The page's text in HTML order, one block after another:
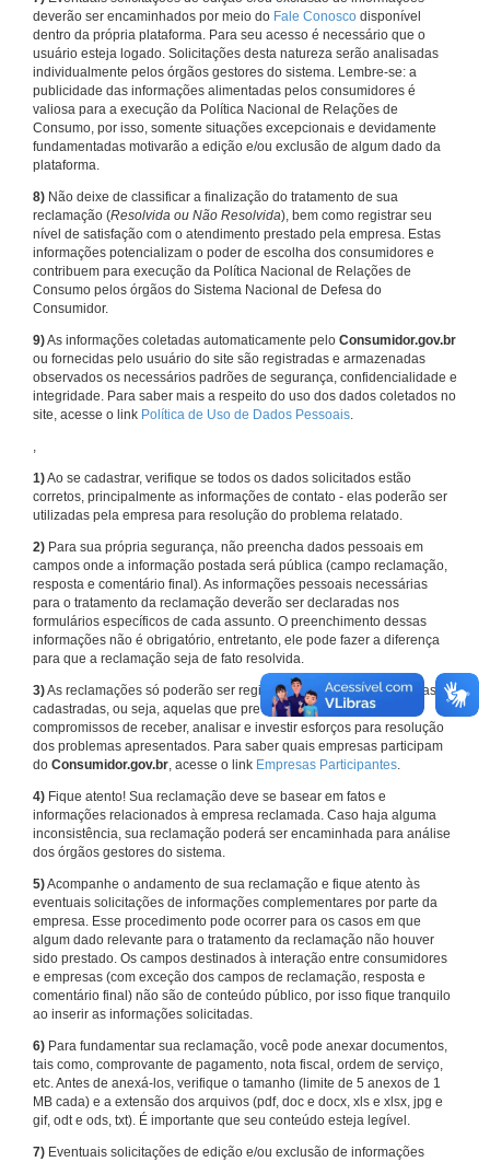
deverão ser encaminhados por meio do Fale Conosco disponível
dentro da própria plataforma. Para seu acesso é necessário que o
usuário esteja logado. Solicitações desta natureza serão analisadas
individualmente pelos órgãos gestores do sistema. Lembre-se: a
publicidade das informações alimentadas pelos consumidores é
valiosa para a execução da Política Nacional de Relações de
Consumo, por isso, somente situações excepcionais e devidamente
fundamentadas motivarão a edição e/ou exclusão de algum dado da
plataforma.
8) Não deixe de classificar a finalização do tratamento de sua
reclamação (Resolvida ou Não Resolvida), bem como registrar seu
nível de satisfação com o atendimento prestado pela empresa. Estas
informações potencializam o poder de escolha dos consumidores e
contribuem para execução da Política Nacional de Relações de
Consumo pelos órgãos do Sistema Nacional de Defesa do
Consumidor.
9)As informações coletadas automaticamente pelo Consumidor.gov.br
ou fornecidas pelo usuário do site são registradas e armazenadas
observados os necessários padrões de segurança, confidencialidade e
integridade. Para saber mais a respeito do uso dos dados coletados no
site, acesse o link Política de Uso de Dados Pessoais.
,
1)Ao se cadastrar, verifique se todos os dados solicitados estão
corretos, principalmente as informações de contato - elas poderão ser
utilizadas pela empresa para resolução do problema relatado.
2) Para sua própria segurança, não preencha dados pessoais em
campos onde a informação postada será pública (campo reclamação,
resposta e comentário final). As informações pessoais necessárias
para o tratamento da reclamação deverão ser declaradas nos
formulários específicos de cada assunto. O preenchimento dessas
informações não é obrigatório, entretanto, ele pode fazer a diferença
para que a reclamação seja de fato resolvida.
3)As reclamações só poderão ser registradas em face de empresas
cadastradas, ou seja, aquelas que previamente assumiram
compromissos de receber, analisar e investir esforços para resolução
dos problemas apresentados. Para saber quais empresas participam
do Consumidor.gov.br, acesse o link Empresas Participantes.
4) Fique atento! Sua reclamação deve se basear em fatos e
informações relacionados à empresa reclamada. Caso haja alguma
inconsistência, sua reclamação poderá ser encaminhada para análise
dos órgãos gestores do sistema.
5)Acompanhe o andamento de sua reclamação e fique atento às
eventuais solicitações de informações complementares por parte da
empresa. Esse procedimento pode ocorrer para os casos em que
algum dado relevante para o tratamento da reclamação não houver
sido prestado. Os campos destinados à interação entre consumidores
e empresas (com exceção dos campos de reclamação, resposta e
comentário final) não são de conteúdo público, por isso fique tranquilo
ao inserir as informações solicitadas.
6) Para fundamentar sua reclamação, você pode anexar documentos,
tais como, comprovante de pagamento, nota fiscal, ordem de serviço,
etc. Antes de anexá-los, verifique o tamanho (limite de 5 anexos de 1
MB cada) e a extensão dos arquivos (pdf, doc e docx, xls e xlsx, jpg e
gif, odt e ods, txt). É importante que seu conteúdo esteja legível.
7) Eventuais solicitações de edição e/ou exclusão de informações